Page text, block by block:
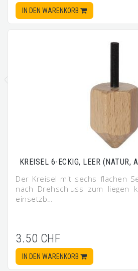
IN DEN WARENKORB
KREISEL 6-ECKIG, LEER (NATUR,
Der Kreisel mit sechs flachen
nach Drehschluss zum liegen
einsetzb…
3.50 CHF
IN DEN WARENKORB